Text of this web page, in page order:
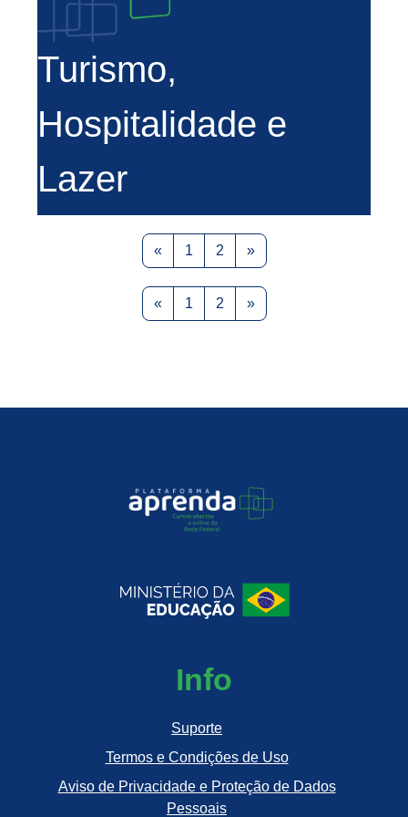
Turismo,
Hospitalidade e
Lazer
«Previous page
1 Page 1
2Page 2
»Next page
«Previous page
1 Page 1
2Page 2
»Next page
Info
Suporte
Termos e Condições de Uso
Aviso de Privacidade e Proteção de Dados
Pessoais